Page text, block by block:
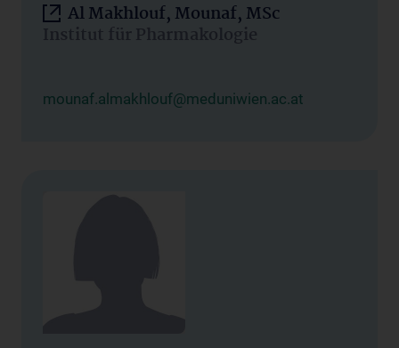
Al Makhlouf, Mounaf, MSc
Institut für Pharmakologie
mounaf.almakhlouf@meduniwien.ac.at